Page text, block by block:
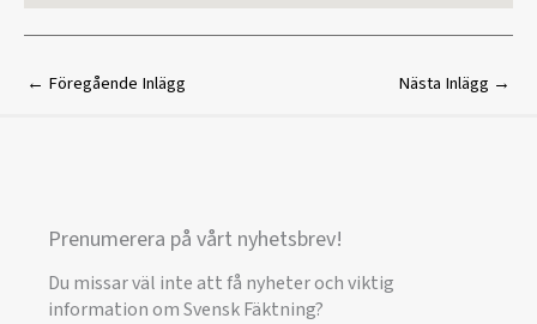
← Föregående Inlägg Nästa Inlägg →
Prenumerera på vårt nyhetsbrev!
Du missar väl inte att få nyheter och viktig
information om Svensk Fäktning?